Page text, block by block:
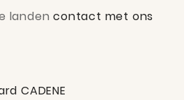
landencontact met ons
CADENE